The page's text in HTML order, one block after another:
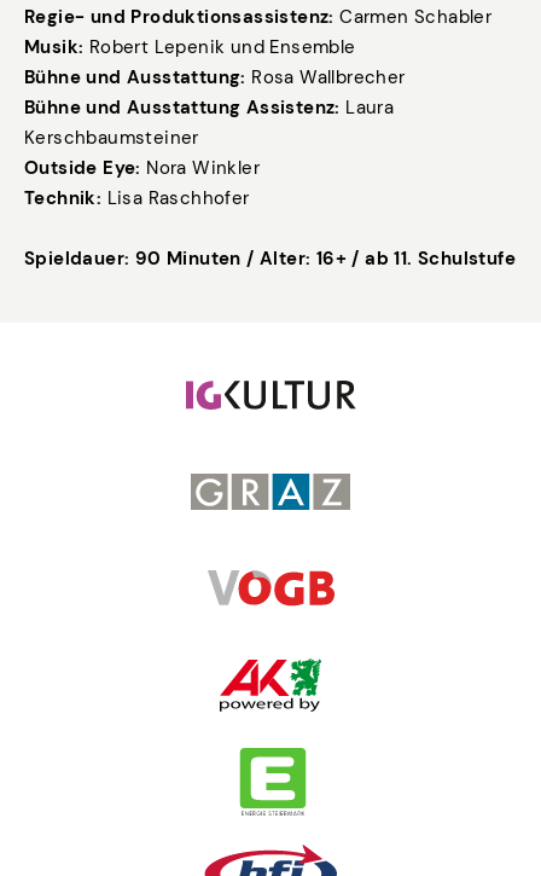
Regie- und Produktionsassistenz: Carmen Schabler
Musik: Robert Lepenik und Ensemble
Bühne und Ausstattung: Rosa Wallbrecher
Bühne und Ausstattung Assistenz: Laura
Kerschbaumsteiner
Outside Eye: Nora Winkler
Technik: Lisa Raschhofer
Spieldauer: 90 Minuten / Alter: 16+ / ab 11. Schulstufe